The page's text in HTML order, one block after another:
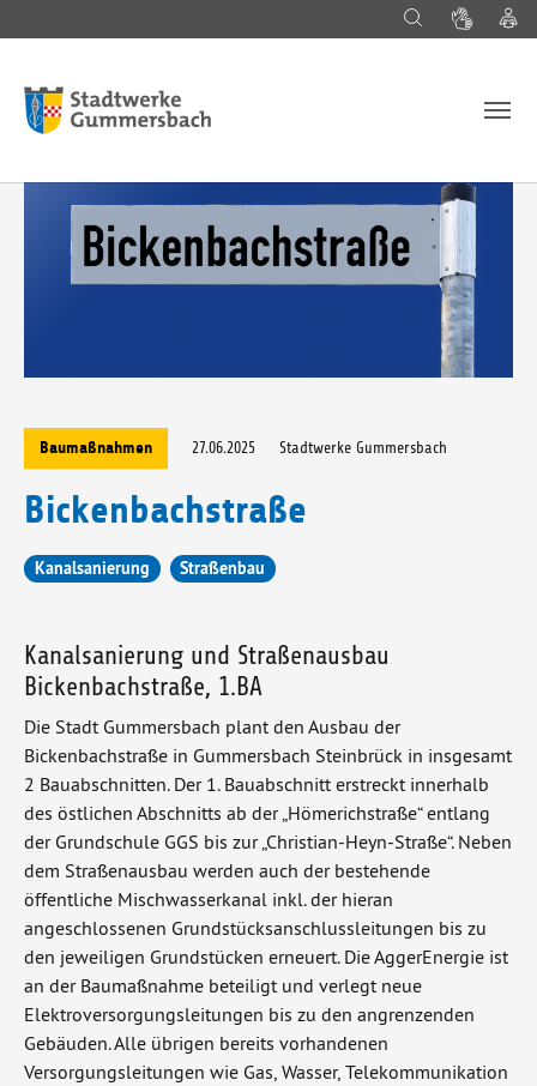
Suche
Baumaßnahmen 27.06.2025 Stadtwerke Gummersbach
Bickenbachstraße
Ka­nal­sa­nie­rung Straßenbau
Kanalsanierung und Straßenausbau
Bickenbachstraße, 1.BA
Die Stadt Gummersbach plant den Ausbau der
Bickenbachstraße in Gummersbach Steinbrück in insgesamt
2 Bauabschnitten. Der 1. Bauabschnitt erstreckt innerhalb
des östlichen Abschnitts ab der „Hömerichstraße“ entlang
der Grundschule GGS bis zur „Christian-Heyn-Straße“. Neben
dem Straßenausbau werden auch der bestehende
öffentliche Mischwasserkanal inkl. der hieran
angeschlossenen Grundstücksanschlussleitungen bis zu
den jeweiligen Grundstücken erneuert. Die AggerEnergie ist
an der Baumaßnahme beteiligt und verlegt neue
Elektroversorgungsleitungen bis zu den angrenzenden
Gebäuden. Alle übrigen bereits vorhandenen
Versorgungsleitungen wie Gas, Wasser, Telekommunikation